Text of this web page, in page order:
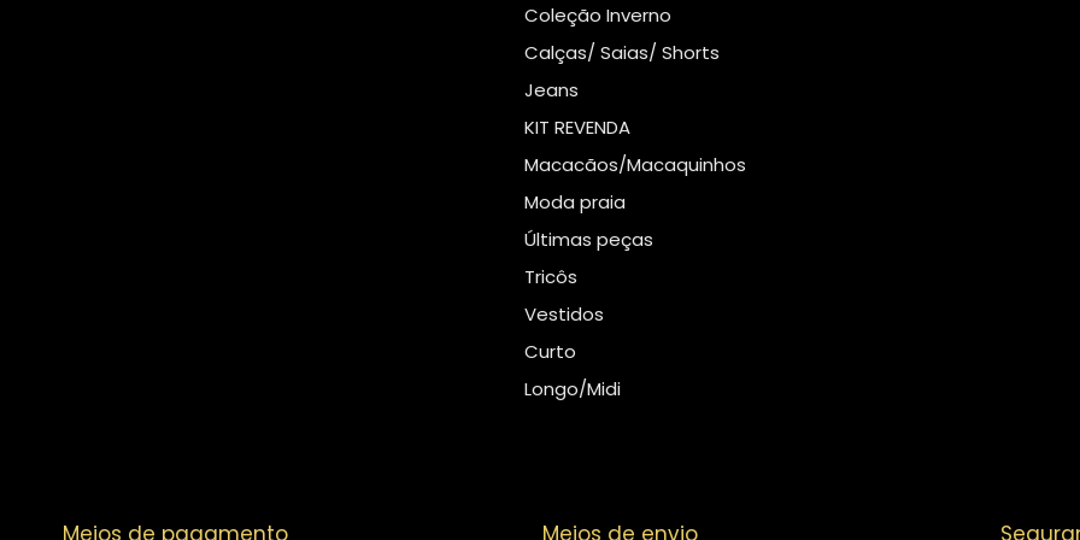
Coleção Inverno
Calças/ Saias/ Shorts
Jeans
KIT REVENDA
Macacãos/Macaquinhos
Moda praia
Últimas peças
Tricôs
Vestidos
Curto
Longo/Midi
Meios de pagamento Meios de envio